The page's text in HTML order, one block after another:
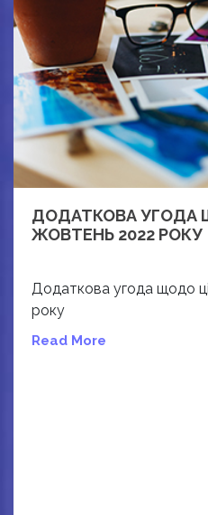
ДОДАТКОВА УГОДА
ЖОВТЕНЬ 2022 РОКУ
Додаткова угода щодо
року
Read More